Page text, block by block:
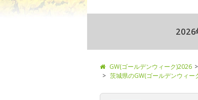
2026
GW(ゴールデンウィーク)2026
茨城県のGW(ゴールデンウィー